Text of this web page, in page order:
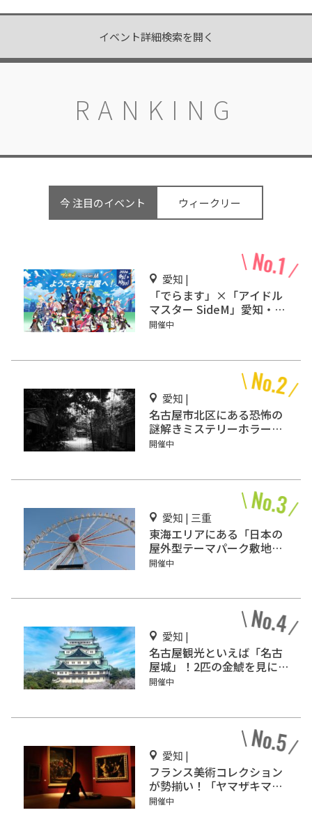
イベント詳細検索を開く
RANKING
今 注目のイベント ウィークリー
愛知 |
「でらます」×「アイドル
マスター SideM」愛知・名
古屋で開催
開催中
愛知 |
名古屋市北区にある恐怖の
謎解きミステリーホラー
「エモい家」あなたは行き
開催中
愛知 | 三重
東海エリアにある「日本の
屋外型テーマパーク敷地面
積ランキング」入りしてい
開催中
愛知 |
名古屋観光といえば「名古
屋城」！2匹の金鯱を見に
行こう
開催中
愛知 |
フランス美術コレクション
が勢揃い！「ヤマザキマザ
ック美術館」
開催中